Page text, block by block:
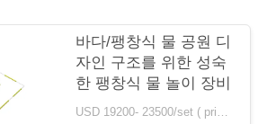
바다/팽창식 물 공원 디
자인 구조를 위한 성숙
한 팽창식 물 놀이 장비
USD 19200- 23500/set ( price just for reference, detailed prices need to be confirmed) MOQ:1PC